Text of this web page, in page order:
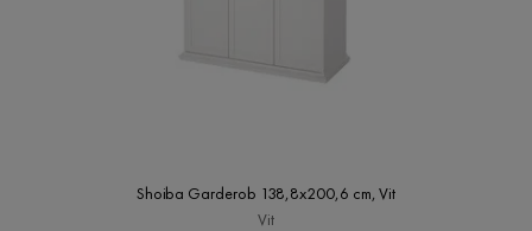
Shoiba Garderob 138,8x200,6 cm, Vit
Vit